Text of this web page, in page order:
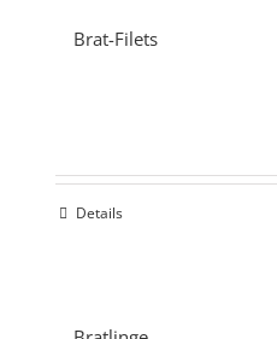
Brat-Filets
Details